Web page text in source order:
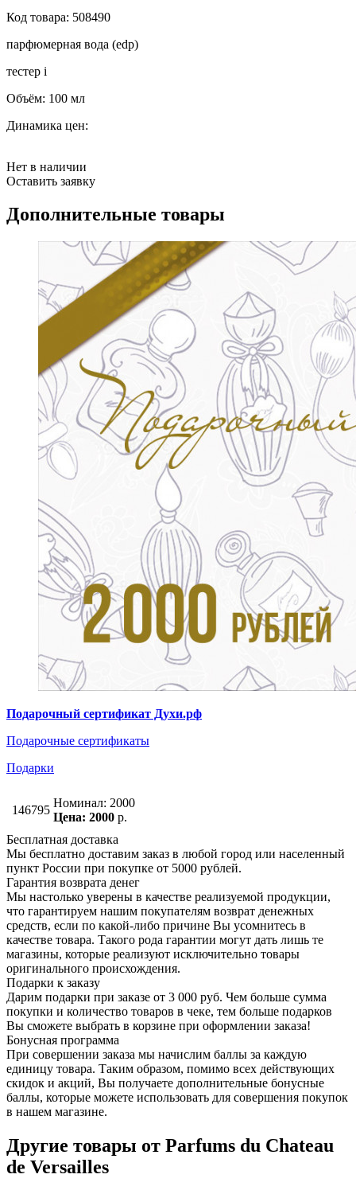
Код товара: 508490
парфюмерная вода (edp)
тестер i
Объём: 100 мл
Динамика цен:
Нет в наличии
Оставить заявку
Дополнительные товары
Подарочный сертификат Духи.рф
Подарочные сертификаты
Подарки
146795
Номинал: 2000
Цена: 2000 р.
Бесплатная доставка
Мы бесплатно доставим заказ в любой город или населенный
пункт России при покупке от 5000 рублей.
Гарантия возврата денег
Мы настолько уверены в качестве реализуемой продукции,
что гарантируем нашим покупателям возврат денежных
средств, если по какой-либо причине Вы усомнитесь в
качестве товара. Такого рода гарантии могут дать лишь те
магазины, которые реализуют исключительно товары
оригинального происхождения.
Подарки к заказу
Дарим подарки при заказе от 3 000 руб. Чем больше сумма
покупки и количество товаров в чеке, тем больше подарков
Вы сможете выбрать в корзине при оформлении заказа!
Бонусная программа
При совершении заказа мы начислим баллы за каждую
единицу товара. Таким образом, помимо всех действующих
скидок и акций, Вы получаете дополнительные бонусные
баллы, которые можете использовать для совершения покупок
в нашем магазине.
Другие товары от Parfums du Chateau
de Versailles